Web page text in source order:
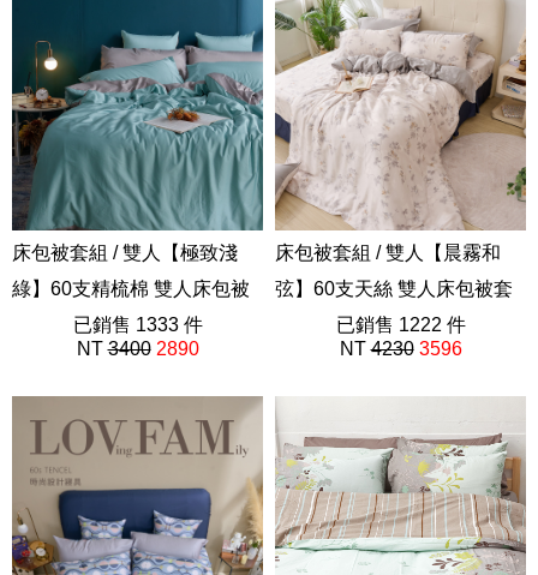
床包被套組 / 雙人【極致淺
綠】60支精梳棉 雙人床包被
極致系列
已銷售 1333 件
NT3400 2890
床包被套組 / 雙人【晨霧和
弦】60支天絲 雙人床包被套
202504新品
已銷售 1222 件
NT4230 3596